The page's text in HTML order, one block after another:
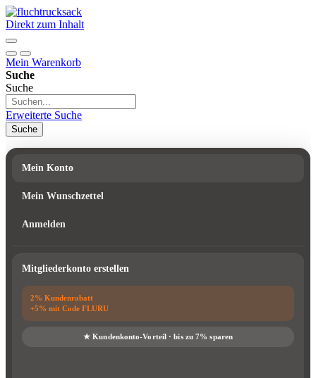
Direkt zum Inhalt
Mein Warenkorb
Suche
Suche
Erweiterte Suche
Suche
Mein Konto
Mein Wunschzettel
Anmelden
Mitgliederkonto erstellen